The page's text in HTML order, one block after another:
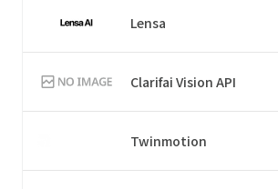
Lensa
Clarifai Vision API
Twinmotion